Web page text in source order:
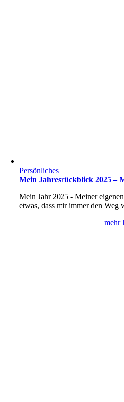
Persönliches
Mein Jahresrückblick 2025 –
Mein Jahr 2025 - Meiner
etwas, dass mir immer den Weg
mehr